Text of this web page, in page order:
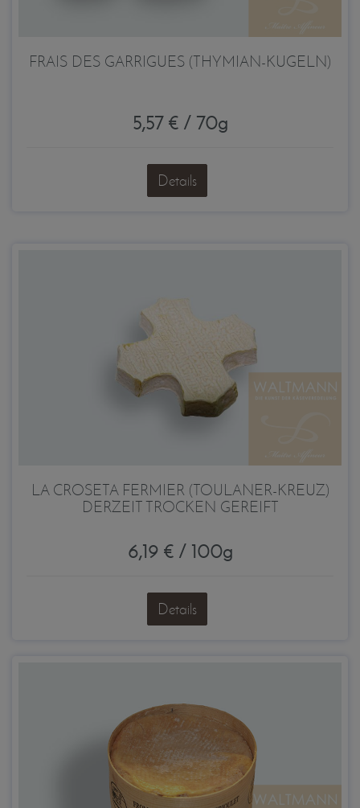
FRAIS DES GARRIGUES (THYMIAN-KUGELN)
5,57 € / 70g
Details
LA CROSETA FERMIER (TOULANER-KREUZ)
DERZEIT TROCKEN GEREIFT
6,19 € / 100g
Details